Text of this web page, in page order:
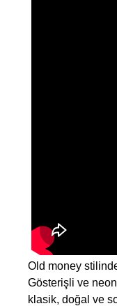
Old money
Gösterişli ve
klasik, doğal ve